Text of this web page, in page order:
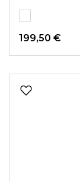
199,50 €